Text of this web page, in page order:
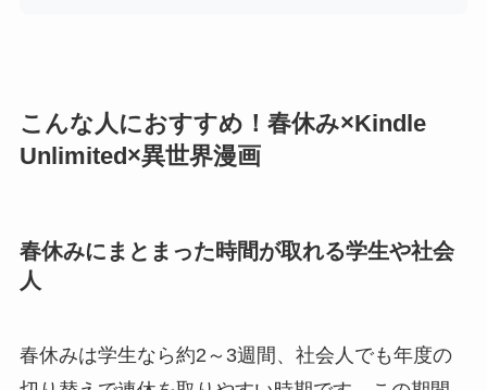
こんな人におすすめ！春休み×Kindle
Unlimited×異世界漫画
春休みにまとまった時間が取れる学生や社会
人
春休みは学生なら約2～3週間、社会人でも年度の